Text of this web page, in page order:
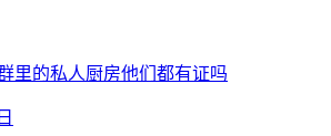
里的私人厨房他们都有证吗